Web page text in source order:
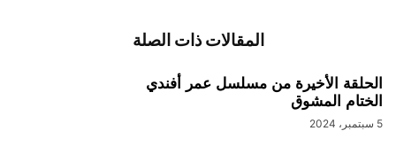
المقالات ذات الصلة
الحلقة الأخيرة من مسلسل عمر أفندي
الختام المشوق
5 سبتمبر، 2024